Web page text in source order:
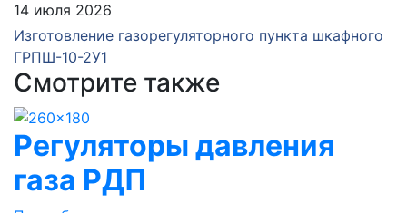
14 июля 2026
Изготовление газорегуляторного пункта шкафного
ГРПШ-10-2У1
Смотрите также
Регуляторы давления
газа РДП